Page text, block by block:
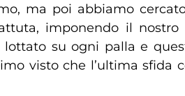
ma poi abbiamo
imponendo il
su ogni palla e
visto che l’ultima sfida